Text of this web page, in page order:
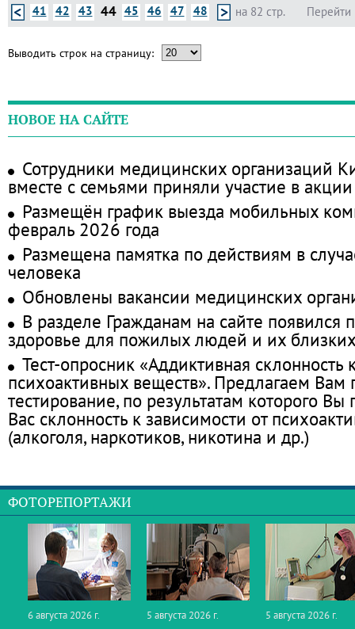
Перейти
41 42 43 44 45 46 47 48 на 82 стр.
Выводить строк на страницу:
НОВОЕ НА САЙТЕ
Сотрудники медицинских организаций
вместе с семьями приняли участие в
Размещён график выезда мобильных
февраль 2026 года
Размещена памятка по действиям в
человека
Обновлены вакансии медицинских
В разделе Гражданам на сайте появился
здоровье для пожилых людей и их
Тест-опросник «Аддиктивная склонность
психоактивных веществ». Предлагаем
тестирование, по результатам которого Вы
Вас склонность к зависимости от
(алкоголя, наркотиков, никотина и др.)
ФОТОРЕПОРТАЖИ
6 августа 2026 г.
5 августа 2026 г.
5 августа 2026 г.